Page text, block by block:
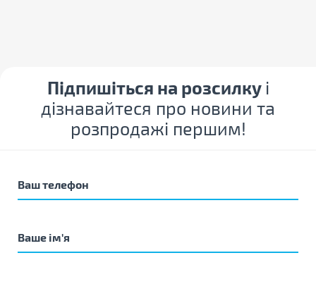
Підпишіться на розсилку і
дізнавайтеся про новини та
розпродажі першим!